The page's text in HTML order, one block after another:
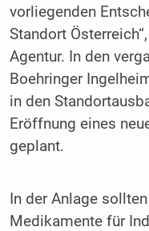
vorliegenden
Standort
Agentur. In den
Boehringer
in den
Eröffnung eines
geplant.
In der Anlage
Medikamente für